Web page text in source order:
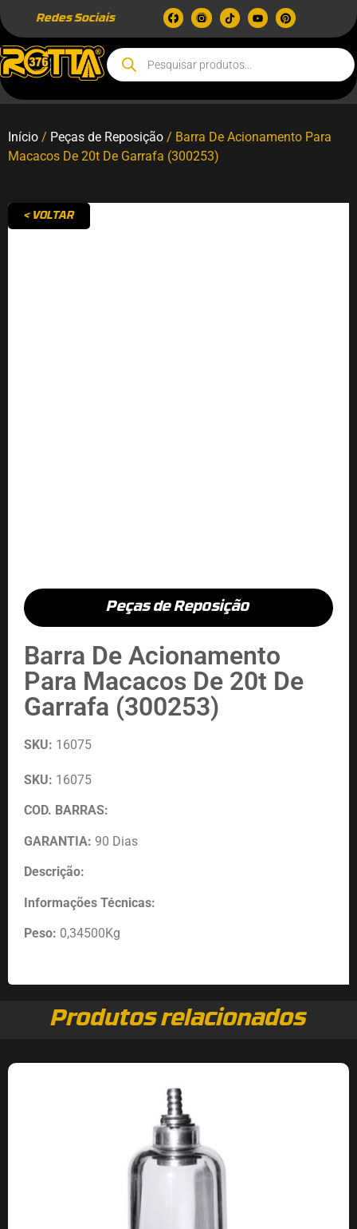
Redes Sociais
Início / Peças de Reposição / Barra De Acionamento Para
Macacos De 20t De Garrafa (300253)
< VOLTAR
Peças de Reposição
Barra De Acionamento
Para Macacos De 20t De
Garrafa (300253)
SKU: 16075
SKU: 16075
COD. BARRAS:
GARANTIA: 90 Dias
Descrição:
Informações Técnicas:
Peso: 0,34500Kg
Produtos relacionados